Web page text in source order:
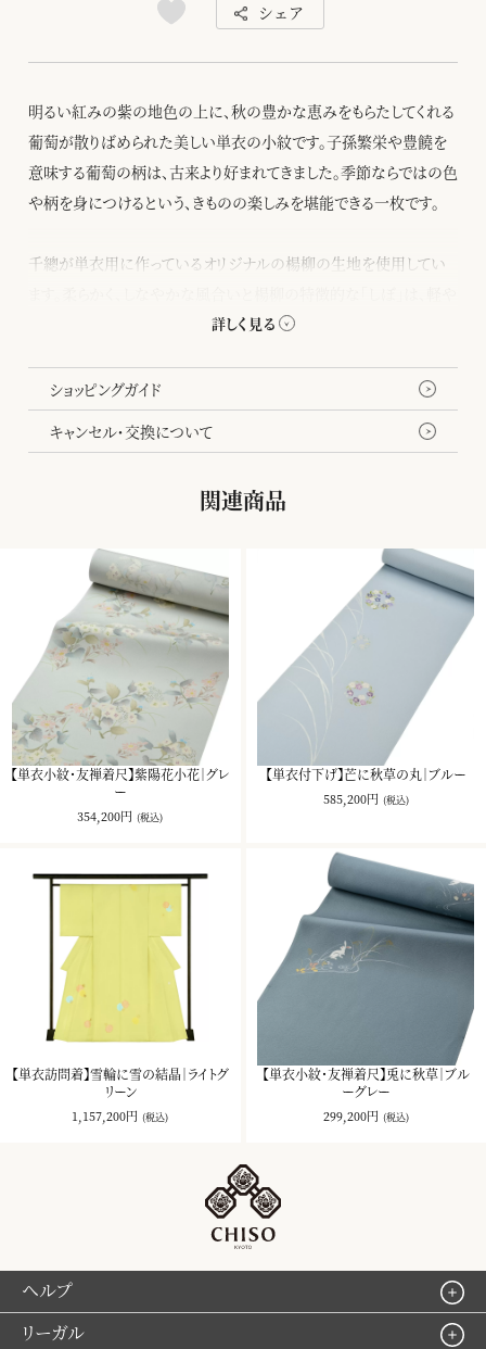
シェア
明るい紅みの紫の地色の上に、秋の豊かな恵みをもらたしてくれる
葡萄が散りばめられた美しい単衣の小紋です。子孫繁栄や豊饒を
意味する葡萄の柄は、古来より好まれてきました。季節ならではの色
や柄を身につけるという、きものの楽しみを堪能できる一枚です。
千總が単衣用に作っているオリジナルの楊柳の生地を使用してい
かで肌触りがよく、涼しげにお召しいただけます。
ショッピングガイド
キャンセル・交換について
関連商品
【単衣小紋・友禅着尺】紫陽花小花｜グレ
ー
354,200円 (税込)
【単衣付下げ】芒に秋草の丸｜ブルー
585,200円 (税込)
【単衣訪問着】雪輪に雪の結晶｜ライトグ
リーン
1,157,200円 (税込)
【単衣小紋・友禅着尺】兎に秋草｜ブル
ーグレー
299,200円 (税込)
ヘルプ
リーガル